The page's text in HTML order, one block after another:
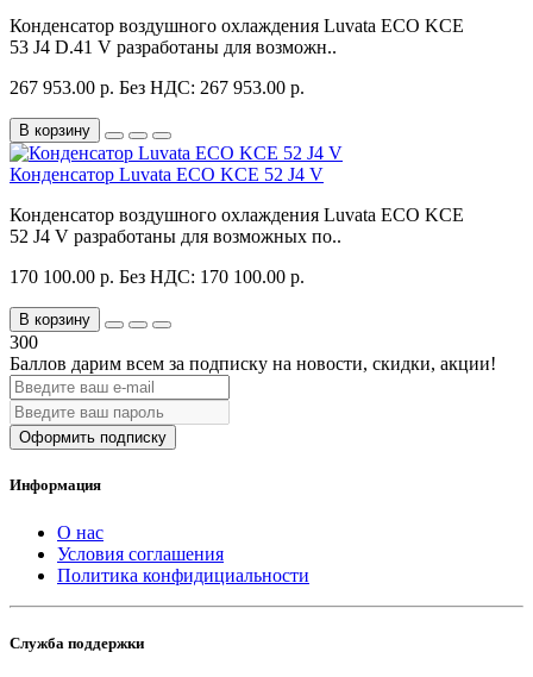
Конденсатор воздушного охлаждения Luvata ECO KCE
53 J4 D.41 V разработаны для возможн..
267 953.00 р. Без НДС: 267 953.00 р.
В корзину
Конденсатор Luvata ECO KCE 52 J4 V
Конденсатор воздушного охлаждения Luvata ECO KCE
52 J4 V разработаны для возможных по..
170 100.00 р. Без НДС: 170 100.00 р.
В корзину
300
Баллов дарим всем за подписку на новости, скидки, акции!
Оформить подписку
Информация
О нас
Условия соглашения
Политика конфидициальности
Служба поддержки